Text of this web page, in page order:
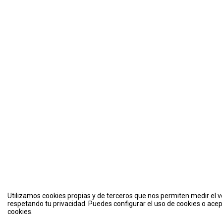
Utilizamos cookies propias y de terceros que nos permiten medir el
respetando tu privacidad. Puedes configurar el uso de cookies o
cookies.